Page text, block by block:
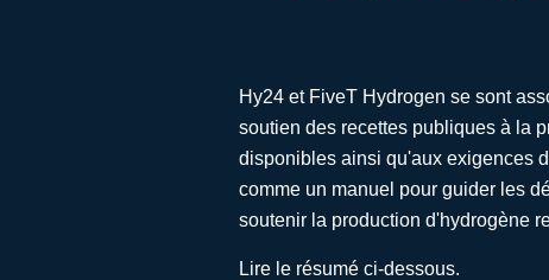
Hy24 et FiveT Hydrogen se sont
soutien des recettes publiques à la
disponibles ainsi qu'aux exigences
comme un manuel pour guider les
soutenir la production d'hydrogène
Lire le résumé ci-dessous.